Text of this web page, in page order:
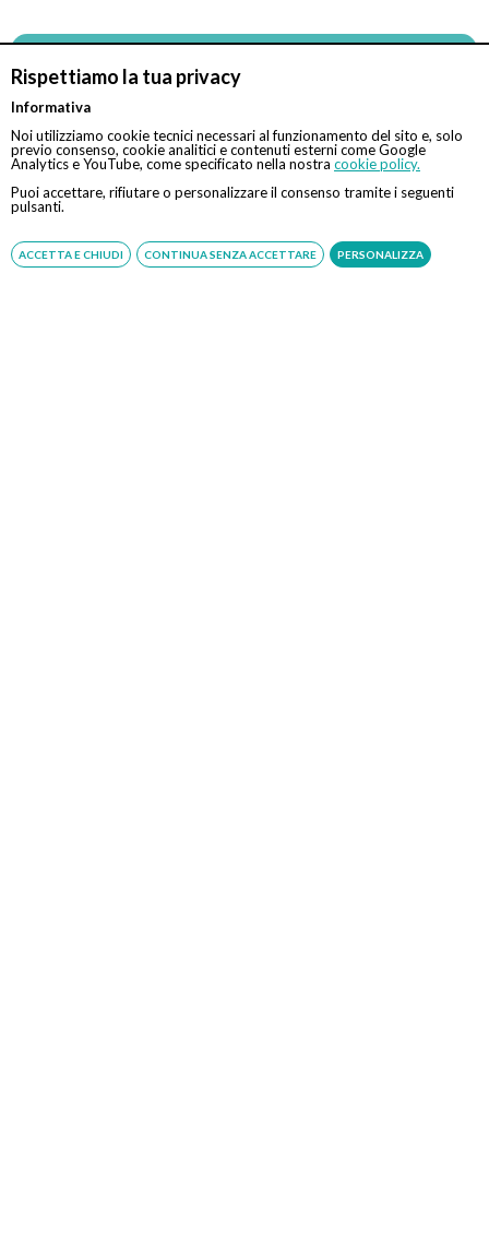
Rispettiamo la tua privacy
Informativa
Noi utilizziamo cookie tecnici necessari al funzionamento del sito e, solo
previo consenso, cookie analitici e contenuti esterni come Google
Analytics e YouTube, come specificato nella nostra cookie policy.
Puoi accettare, rifiutare o personalizzare il consenso tramite i seguenti
pulsanti.
ACCETTA E CHIUDI CONTINUA SENZA ACCETTARE PERSONALIZZA
Tutte le assicurazioni, fondi e casse*
*Il rimborso sarà assoggettato alle condizioni contrattuali